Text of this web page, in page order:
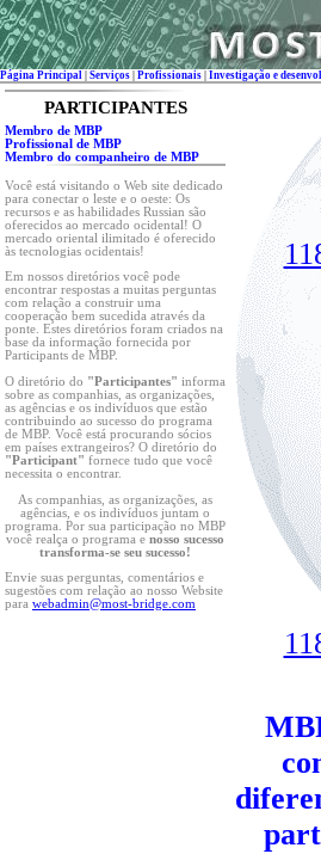
Página Principal Serviços Profissionais Investigação e
PARTICIPANTES
Membro de MBP
Profissional de MBP
Membro do companheiro de MBP
Você está visitando o Web site dedicado
para conectar o leste e o oeste: Os
recursos e as habilidades Russian são
oferecidos ao mercado ocidental! O
mercado oriental ilimitado é oferecido
às tecnologias ocidentais!
Em nossos diretórios você pode
encontrar respostas a muitas perguntas
com relação a construir uma
cooperação bem sucedida através da
ponte. Estes diretórios foram criados na
base da informação fornecida por
Participants de MBP.
O diretório do "Participantes" informa
sobre as companhias, as organizações,
as agências e os indivíduos que estão
contribuindo ao sucesso do programa
de MBP. Você está procurando sócios
em países extrangeiros? O diretório do
"Participant" fornece tudo que você
necessita o encontrar.
As companhias, as organizações, as
agências, e os indivíduos juntam o
programa. Por sua participação no MBP
você realça o programa e nosso sucesso
transforma-se seu sucesso!
Envie suas perguntas, comentários e
sugestões com relação ao nosso Website
para webadmin@most-bridge.com